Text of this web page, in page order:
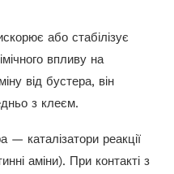
або стабілізує
впливу на
від бустера, він
з клеєм.
— каталізатори реакції
аміни). При контакті з